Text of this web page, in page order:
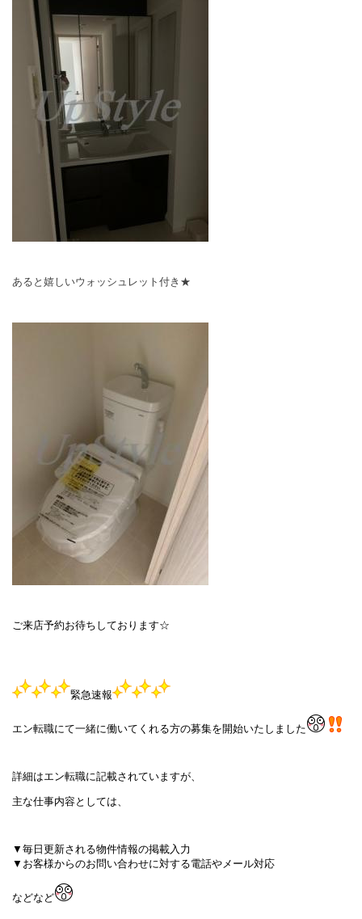
あると嬉しいウォッシュレット付き★
ご来店予約お待ちしております☆
緊急速報
エン転職にて一緒に働いてくれる方の募集を開始いたしました
詳細はエン転職に記載されていますが、
主な仕事内容としては、
▼毎日更新される物件情報の掲載入力
▼お客様からのお問い合わせに対する電話やメール対応
などなど